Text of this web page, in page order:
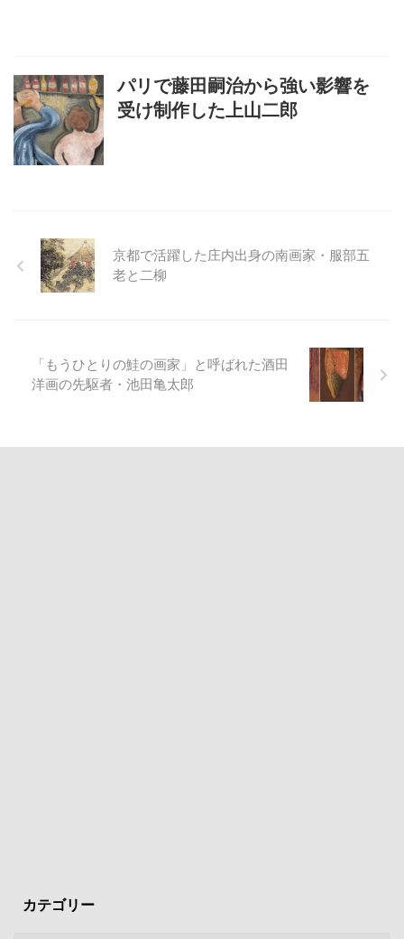
パリで藤田嗣治から強い影響を
受け制作した上山二郎
京都で活躍した庄内出身の南画家・服部五
老と二柳
「もうひとりの鮭の画家」と呼ばれた酒田
洋画の先駆者・池田亀太郎
カテゴリー